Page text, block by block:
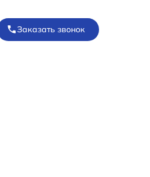
Заказать звонок